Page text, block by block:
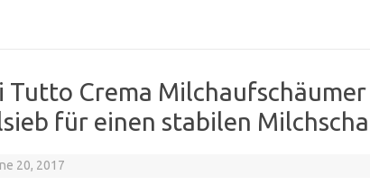
Tutto Crema
für einen stabilen
20, 2017